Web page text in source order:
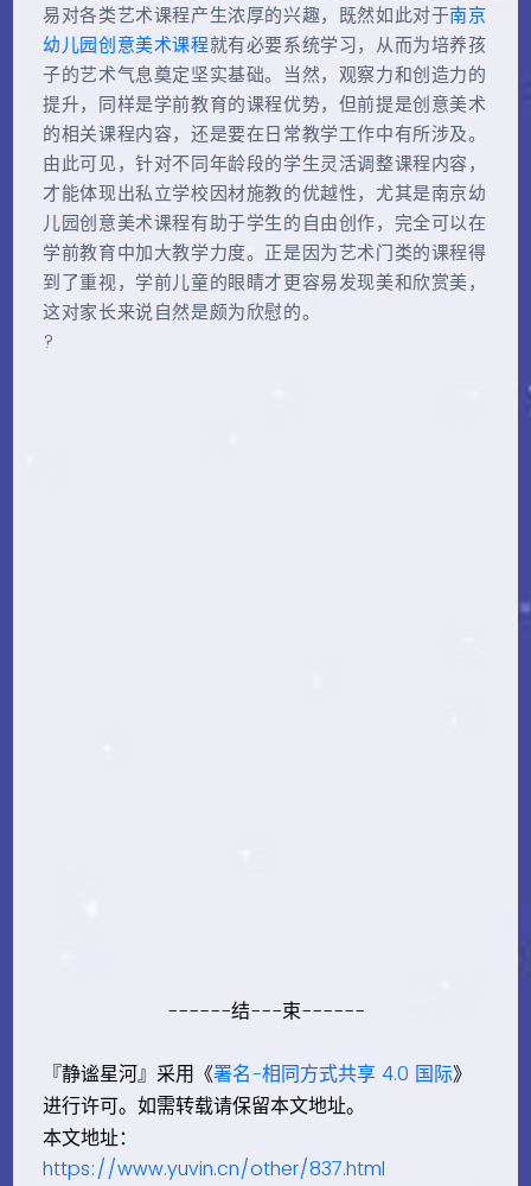
易对各类艺术课程产生浓厚的兴趣，既然如此对于南京
幼儿园创意美术课程就有必要系统学习，从而为培养孩
子的艺术气息奠定坚实基础。当然，观察力和创造力的
提升，同样是学前教育的课程优势，但前提是创意美术
的相关课程内容，还是要在日常教学工作中有所涉及。
由此可见，针对不同年龄段的学生灵活调整课程内容，
才能体现出私立学校因材施教的优越性，尤其是南京幼
儿园创意美术课程有助于学生的自由创作，完全可以在
学前教育中加大教学力度。正是因为艺术门类的课程得
到了重视，学前儿童的眼睛才更容易发现美和欣赏美，
这对家长来说自然是颇为欣慰的。
?
------结---束------
『静谧星河』采用《署名-相同方式共享 4.0 国际》
进行许可。如需转载请保留本文地址。
本文地址：
https://www.yuvin.cn/other/837.html